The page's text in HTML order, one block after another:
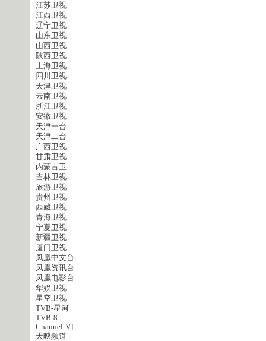
江苏卫视
江西卫视
辽宁卫视
山东卫视
山西卫视
陕西卫视
上海卫视
四川卫视
天津卫视
云南卫视
浙江卫视
安徽卫视
天津一台
天津二台
广西卫视
甘肃卫视
内蒙古卫
吉林卫视
旅游卫视
贵州卫视
西藏卫视
青海卫视
宁夏卫视
新疆卫视
厦门卫视
凤凰中文台
凤凰资讯台
凤凰电影台
华娱卫视
星空卫视
TVB-星河
TVB-8
Channel[V]
天映频道